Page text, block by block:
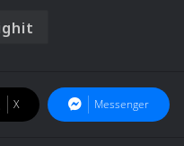
X Messenger